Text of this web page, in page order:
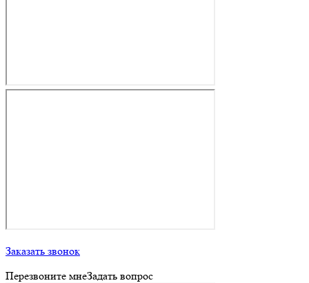
Заказать звонок
Перезвоните мнеЗадать вопрос